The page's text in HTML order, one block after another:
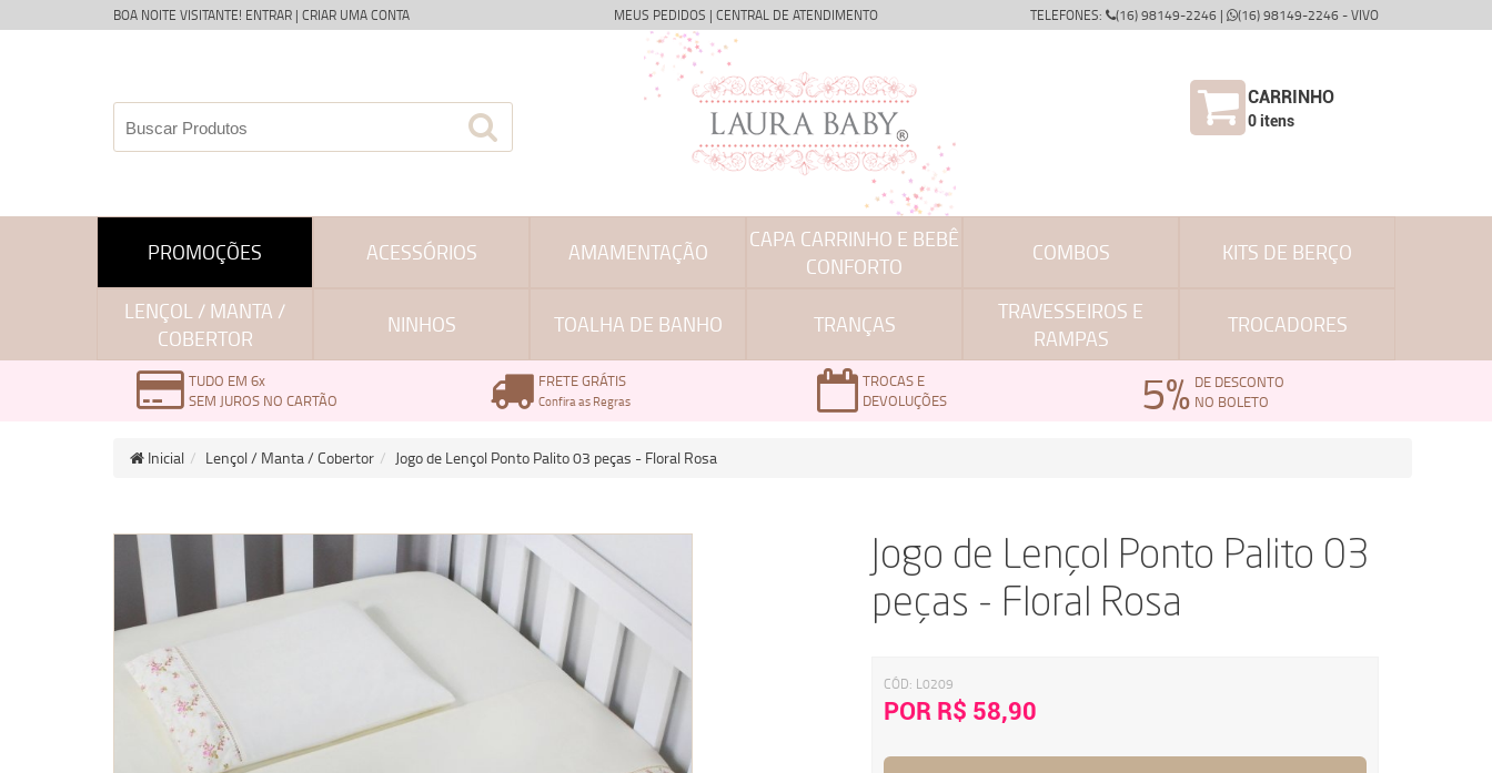
BOA NOITE VISITANTE! ENTRAR | CRIAR UMA CONTA MEUS PEDIDOS | CENTRAL DE ATENDIMENTO TELEFONES: (16) 98149-2246 | (16) 98149-2246 - VIVO
CARRINHO
0itens
PROMOÇÕES ACESSÓRIOS AMAMENTAÇÃO
CAPA CARRINHO E BEBÊ
CONFORTO
COMBOS KITS DE BERÇO
LENÇOL / MANTA /
COBERTOR
NINHOS TOALHA DE BANHO TRANÇAS
TRAVESSEIROS E
RAMPAS
TROCADORES
TUDO EM 6x
SEM JUROS NO CARTÃO
FRETE GRÁTIS
Confira as Regras
TROCAS E
DEVOLUÇÕES
5% DE DESCONTO
NO BOLETO
Inicial Lençol / Manta / Cobertor Jogo de Lençol Ponto Palito 03 peças - Floral Rosa
Jogo de Lençol Ponto Palito 03
peças - Floral Rosa
CÓD: L0209
POR R$ 58,90